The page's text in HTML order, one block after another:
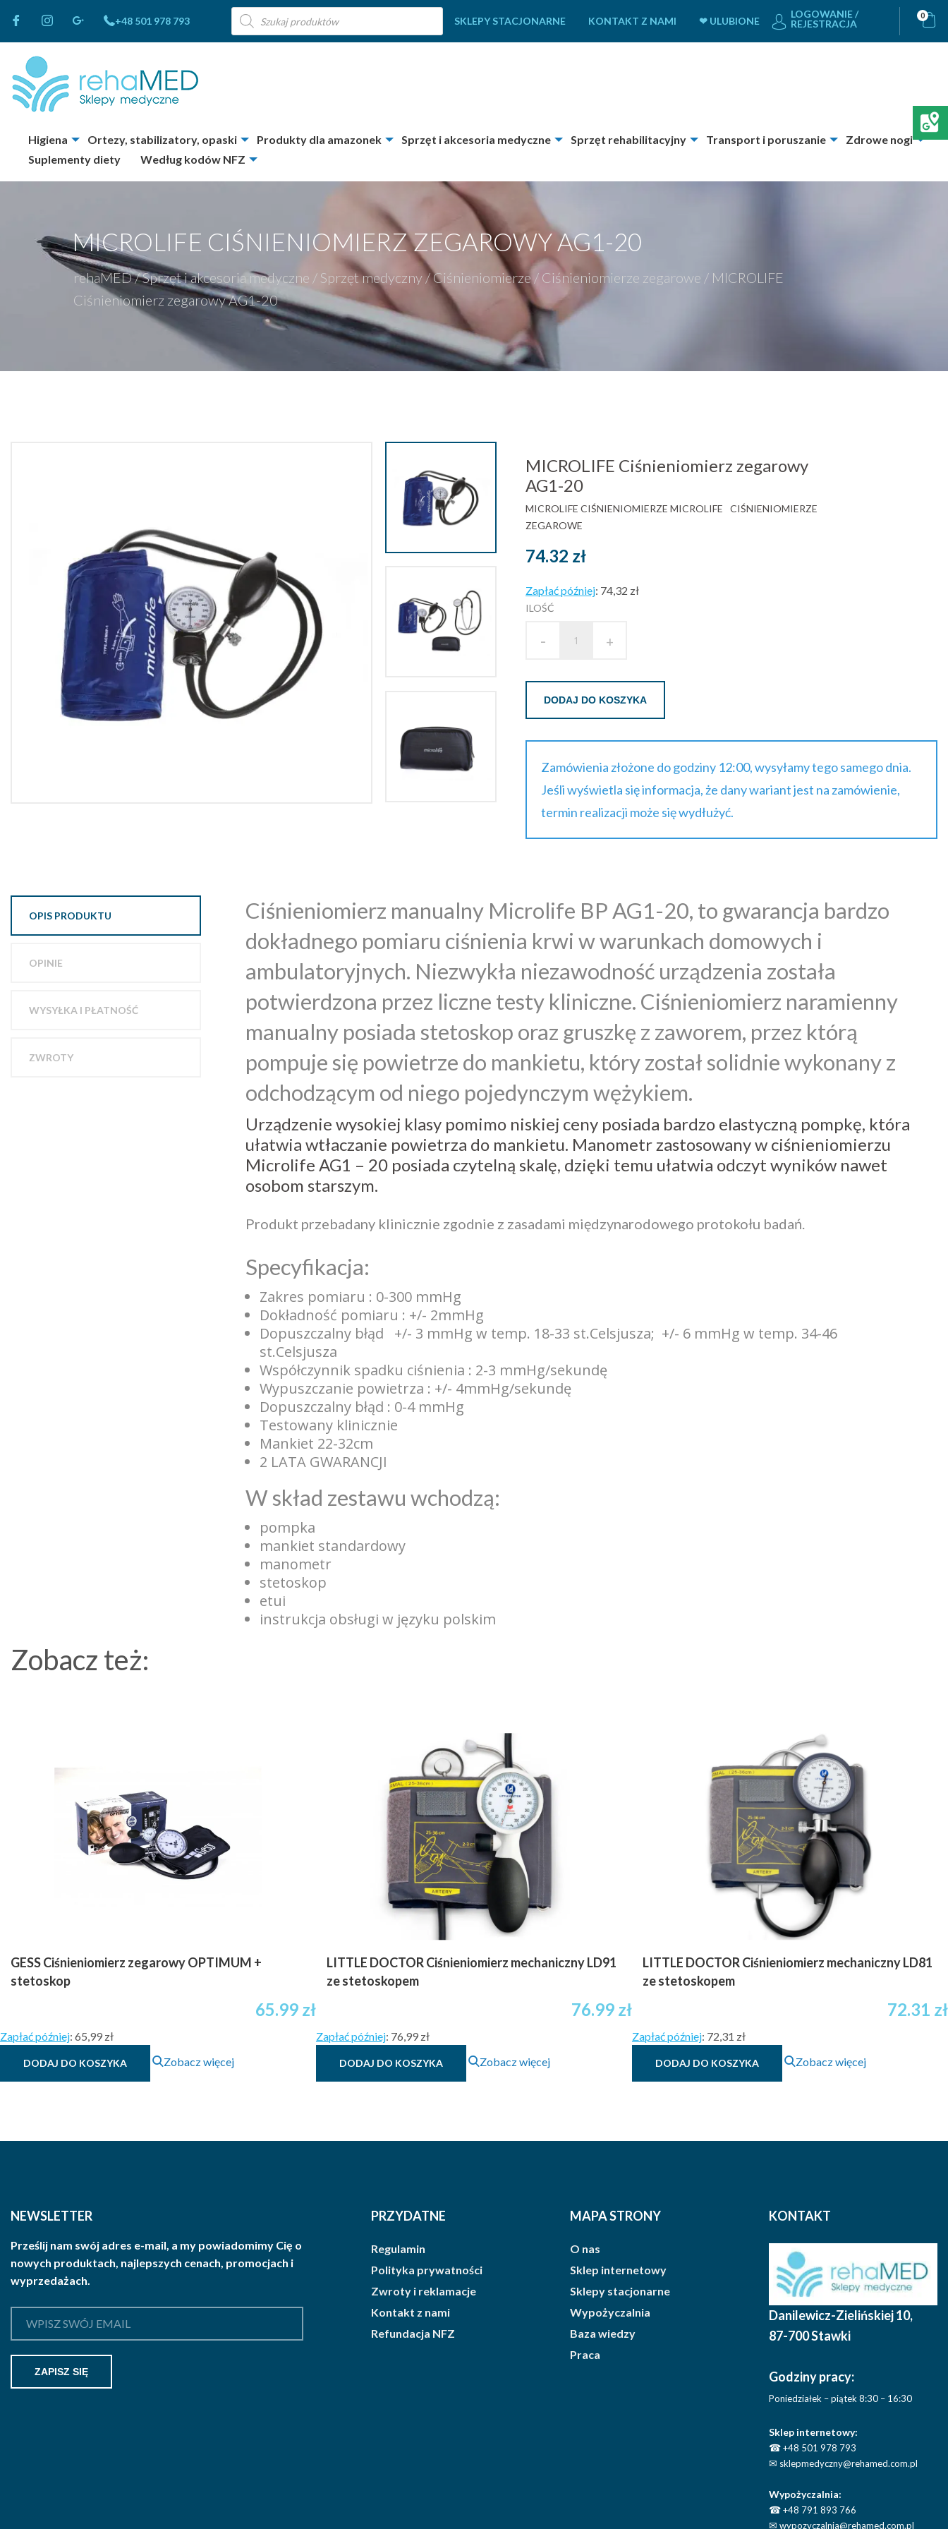
+48 501 978 793
Wyszukiwarka
produktów
SKLEPY STACJONARNE KONTAKT Z NAMI ❤ ULUBIONE
LOGOWANIE /
REJESTRACJA
0
Higiena Ortezy, stabilizatory, opaski Produkty dla amazonek Sprzęt i akcesoria medyczne Sprzęt rehabilitacyjny Transport i poruszanie
Zdrowe nogi
Suplementy diety
Według kodów NFZ
MICROLIFE CIŚNIENIOMIERZ ZEGAROWY AG1-20
rehaMED/Sprzęt i akcesoria medyczne / Sprzęt medyczny/Ciśnieniomierze / Ciśnieniomierze zegarowe / MICROLIFE
Ciśnieniomierz zegarowy AG1-20
MICROLIFE Ciśnieniomierz zegarowy
AG1-20
MICROLIFE CIŚNIENIOMIERZE MICROLIFE
CIŚNIENIOMIERZE
ZEGAROWE
74.32 zł
Zapłać później: 74,32 zł
ILOŚĆ
- +
DODAJ DO KOSZYKA
Zamówienia złożone do godziny 12:00, wysyłamy tego samego dnia.
Jeśli wyświetla się informacja, że dany wariant jest na zamówienie,
termin realizacji może się wydłużyć.
OPIS PRODUKTU
OPINIE
WYSYŁKA I PŁATNOŚĆ
ZWROTY
Ciśnieniomierz manualny Microlife BP AG1-20, to gwarancja bardzo
dokładnego pomiaru ciśnienia krwi w warunkach domowych i
ambulatoryjnych. Niezwykła niezawodność urządzenia została
potwierdzona przez liczne testy kliniczne. Ciśnieniomierz naramienny
manualny posiada stetoskop oraz gruszkę z zaworem, przez którą
pompuje się powietrze do mankietu, który został solidnie wykonany z
odchodzącym od niego pojedynczym wężykiem.
Urządzenie wysokiej klasy pomimo niskiej ceny posiada bardzo elastyczną pompkę, która
ułatwia wtłaczanie powietrza do mankietu. Manometr zastosowany w ciśnieniomierzu
Microlife AG1 – 20 posiada czytelną skalę, dzięki temu ułatwia odczyt wyników nawet
osobom starszym.
Produkt przebadany klinicznie zgodnie z zasadami międzynarodowego protokołu badań.
Specyfikacja:
Zakres pomiaru : 0-300 mmHg
Dokładność pomiaru : +/- 2mmHg
Dopuszczalny błąd +/- 3 mmHg w temp. 18-33 st.Celsjusza; +/- 6 mmHg w temp. 34-46
st.Celsjusza
Współczynnik spadku ciśnienia : 2-3 mmHg/sekundę
Wypuszczanie powietrza : +/- 4mmHg/sekundę
Dopuszczalny błąd : 0-4 mmHg
Testowany klinicznie
Mankiet 22-32cm
2 LATA GWARANCJI
W skład zestawu wchodzą:
pompka
mankiet standardowy
manometr
stetoskop
etui
instrukcja obsługi w języku polskim
Zobacz też:
GESS Ciśnieniomierz zegarowy OPTIMUM +
stetoskop
65.99 zł
Zapłać później: 65,99 zł
DODAJ DO KOSZYKA Zobacz więcej
LITTLE DOCTOR Ciśnieniomierz mechaniczny LD91
ze stetoskopem
76.99 zł
Zapłać później: 76,99 zł
DODAJ DO KOSZYKA Zobacz więcej
LITTLE DOCTOR Ciśnieniomierz mechaniczny LD81
ze stetoskopem
72.31 zł
Zapłać później: 72,31 zł
DODAJ DO KOSZYKA Zobacz więcej
NEWSLETTER
Prześlij nam swój adres e-mail, a my powiadomimy Cię o
nowych produktach, najlepszych cenach, promocjach i
wyprzedażach.
PRZYDATNE
Regulamin
Polityka prywatności
Zwroty i reklamacje
Kontakt z nami
Refundacja NFZ
MAPA STRONY
O nas
Sklep internetowy
Sklepy stacjonarne
Wypożyczalnia
Baza wiedzy
Praca
KONTAKT
Danilewicz-Zielińskiej 10,
87-700 Stawki
Godziny pracy:
Poniedziałek – piątek 8:30 – 16:30
Sklep internetowy:
☎+48 501 978 793
✉ sklepmedyczny@rehamed.com.pl
Wypożyczalnia:
☎+48 791 893 766
✉ wypozyczalnia@rehamed.com.pl